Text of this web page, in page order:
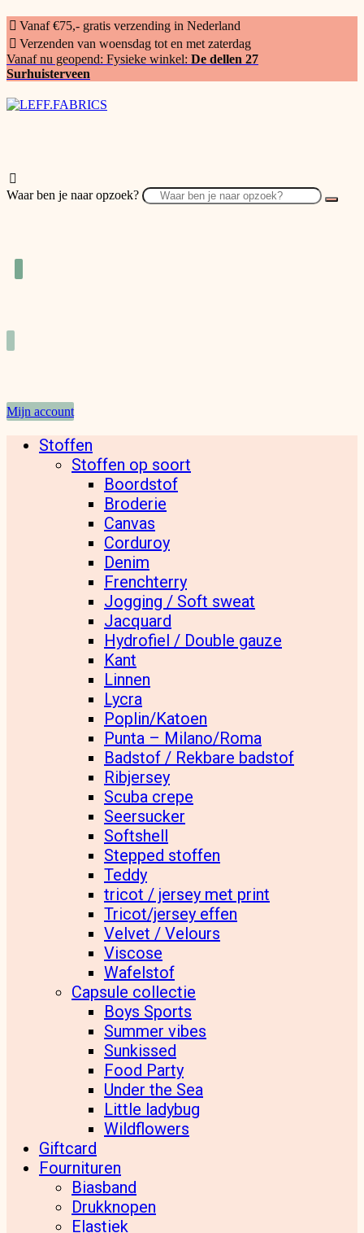
Vanaf €75,- gratis verzending in Nederland
Verzenden van woensdag tot en met zaterdag
Vanaf nu geopend: Fysieke winkel: De dellen 27
Surhuisterveen
Waar ben je naar opzoek?
Mijn account
Stoffen
Stoffen op soort
Boordstof
Broderie
Canvas
Corduroy
Denim
Frenchterry
Jogging / Soft sweat
Jacquard
Hydrofiel / Double gauze
Kant
Linnen
Lycra
Poplin/Katoen
Punta – Milano/Roma
Badstof / Rekbare badstof
Ribjersey
Scuba crepe
Seersucker
Softshell
Stepped stoffen
Teddy
tricot / jersey met print
Tricot/jersey effen
Velvet / Velours
Viscose
Wafelstof
Capsule collectie
Boys Sports
Summer vibes
Sunkissed
Food Party
Under the Sea
Little ladybug
Wildflowers
Giftcard
Fournituren
Biasband
Drukknopen
Elastiek